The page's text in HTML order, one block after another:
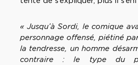
« Jusqu’à Sordi, le comique
personnage offensé, piétiné
la tendresse, un homme
contraire : le type du